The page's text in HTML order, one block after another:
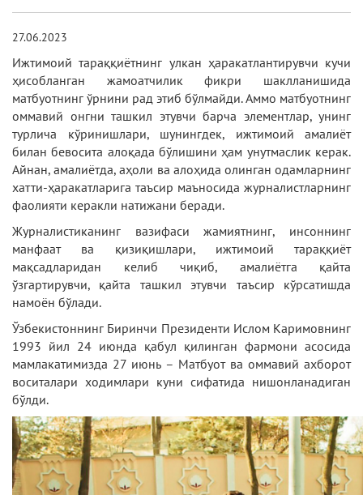
27.06.2023
Ижтимоий тараққиётнинг улкан ҳаракатлантирувчи кучи
ҳисобланган жамоатчилик фикри шаклланишида
матбуотнинг ўрнини рад этиб бўлмайди. Аммо матбуотнинг
оммавий онгни ташкил этувчи барча элементлар, унинг
турлича кўринишлари, шунингдек, ижтимоий амалиёт
билан бевосита алоқада бўлишини ҳам унутмаслик керак.
Айнан, амалиётда, аҳоли ва алоҳида олинган одамларнинг
хатти-ҳаракатларига таъсир маъносида журналистларнинг
фаолияти керакли натижани беради.
Журналистиканинг вазифаси жамиятнинг, инсоннинг
манфаат ва қизиқишлари, ижтимоий тараққиёт
мақсадларидан келиб чиқиб, амалиётга қайта
ўзгартирувчи, қайта ташкил этувчи таъсир кўрсатишда
намоён бўлади.
Ўзбекистоннинг Биринчи Президенти Ислом Каримовнинг
1993 йил 24 июнда қабул қилинган фармони асосида
мамлакатимизда 27 июнь – Матбуот ва оммавий ахборот
воситалари ходимлари куни сифатида нишонланадиган
бўлди.